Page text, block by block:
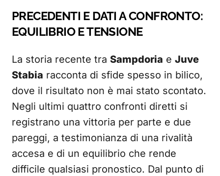
PRECEDENTI E DATI A CONFRONTO:
EQUILIBRIO E TENSIONE
La storia recente tra Sampdoria e Juve
Stabia racconta di sfide spesso in bilico,
dove il risultato non è mai stato scontato.
Negli ultimi quattro confronti diretti si
registrano una vittoria per parte e due
pareggi, a testimonianza di una rivalità
accesa e di un equilibrio che rende
difficile qualsiasi pronostico. Dal punto di